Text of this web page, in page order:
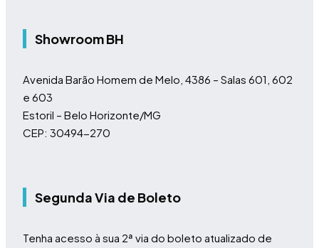
Showroom BH
Avenida Barão Homem de Melo, 4386 – Salas 601, 602
e 603
Estoril – Belo Horizonte/MG
CEP: 30494-270
Segunda Via de Boleto
Tenha acesso à sua 2ª via do boleto atualizado de